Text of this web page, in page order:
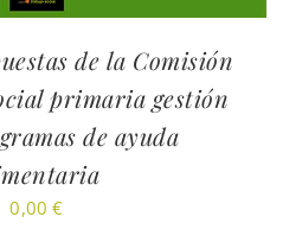
de la Comisión
primaria gestión
de ayuda
0,00€